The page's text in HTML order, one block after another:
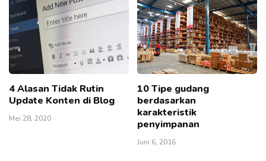
4 Alasan Tidak Rutin
Update Konten di Blog
Mei 28, 2020
10 Tipe gudang
berdasarkan
karakteristik
penyimpanan
Juni 6, 2016